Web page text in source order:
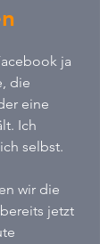
ja
die
eine
Ich
selbst.
wir die
jetzt